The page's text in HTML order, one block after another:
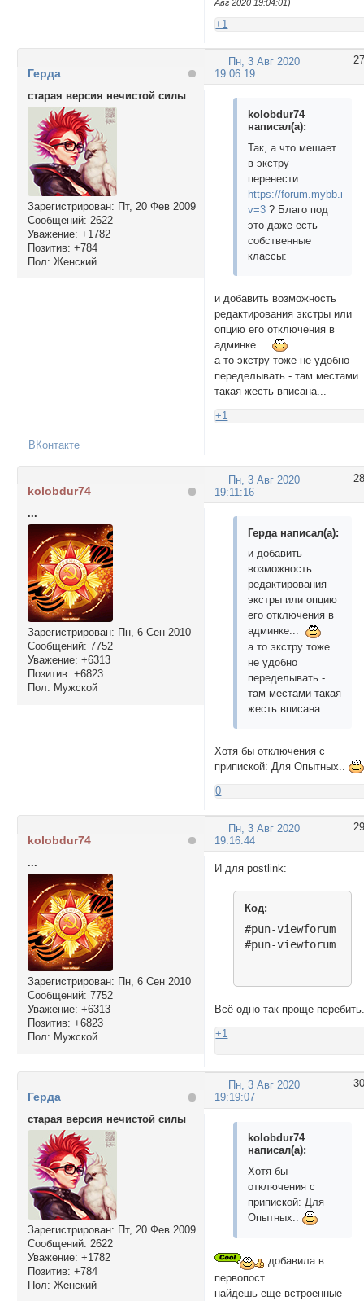
Авг 2020 19:04:01)
+1
27
Пн, 3 Авг 2020
19:06:19
Герда
старая версия нечистой силы
Зарегистрирован: Пт, 20 Фев 2009
Сообщений: 2622
Уважение: +1782
Позитив: +784
Пол: Женский
kolobdur74
написал(а):
Так, а что мешает
в экстру
перенести:
https://forum.mybb.ru/
v=3 ? Благо под
это даже есть
собственные
классы:
и добавить возможность
редактирования экстры или
опцию его отключения в
админке...
а то экстру тоже не удобно
переделывать - там местами
такая жесть вписана...
+1
ВКонтакте
28
Пн, 3 Авг 2020
19:11:16
kolobdur74
...
Зарегистрирован: Пн, 6 Сен 2010
Сообщений: 7752
Уважение: +6313
Позитив: +6823
Пол: Мужской
Герда написал(а):
и добавить
возможность
редактирования
экстры или опцию
его отключения в
админке...
а то экстру тоже
не удобно
переделывать -
там местами такая
жесть вписана...
Хотя бы отключения с
припиской: Для Опытных..
0
29
Пн, 3 Авг 2020
19:16:44
kolobdur74
...
Зарегистрирован: Пн, 6 Сен 2010
Сообщений: 7752
Уважение: +6313
Позитив: +6823
Пол: Мужской
И для postlink:
Код:
#pun-viewforum
#pun-viewforum
Всё одно так проще
+1
30
Пн, 3 Авг 2020
19:19:07
Герда
старая версия нечистой силы
Зарегистрирован: Пт, 20 Фев 2009
Сообщений: 2622
Уважение: +1782
Позитив: +784
Пол: Женский
kolobdur74
написал(а):
Хотя бы
отключения с
припиской: Для
Опытных..
добавила в
первопост
найдешь еще встроенные